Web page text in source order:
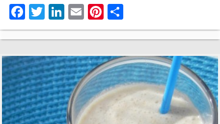
Fa
ce
bo
ok
T
wi
tte
r
Li
nk
ed
In
E
m
ail
Pi
nt
er
es
t
o
m
pa
rti
r